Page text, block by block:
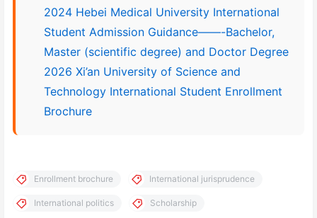
2024 Hebei Medical University International
Student Admission Guidance——-Bachelor,
Master (scientific degree) and Doctor Degree
2026 Xi’an University of Science and
Technology International Student Enrollment
Brochure
Enrollment brochure International jurisprudence
International politics Scholarship